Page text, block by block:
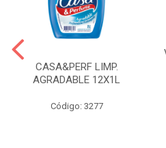
CASA&PERF LIMP.
AGRADABLE 12X1L
Código: 3277